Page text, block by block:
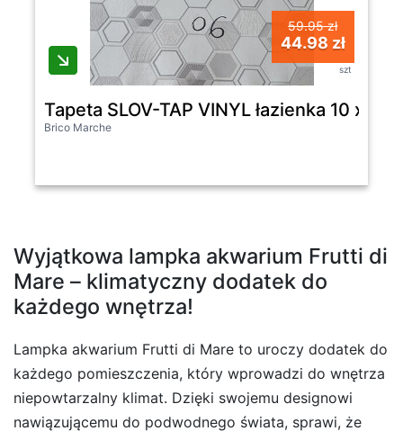
59.95 zł
44.98 zł
szt
Tapeta SLOV-TAP VINYL łazienka 10 x
Brico Marche
Wyjątkowa lampka akwarium Frutti di
Mare – klimatyczny dodatek do
każdego wnętrza!
Lampka akwarium Frutti di Mare to uroczy dodatek do
każdego pomieszczenia, który wprowadzi do wnętrza
niepowtarzalny klimat. Dzięki swojemu designowi
nawiązującemu do podwodnego świata, sprawi, że